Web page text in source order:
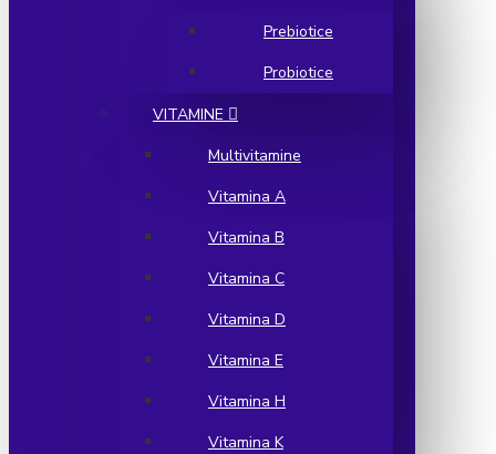
Prebiotice
Probiotice
VITAMINE
Multivitamine
Vitamina A
Vitamina B
Vitamina C
Vitamina D
Vitamina E
Vitamina H
Vitamina K